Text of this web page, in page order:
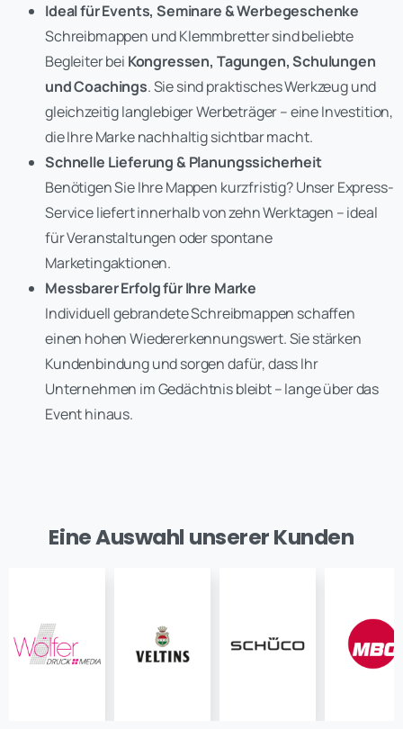
Ideal für Events, Seminare & Werbegeschenke
Schreibmappen und Klemmbretter sind beliebte
Begleiter bei Kongressen, Tagungen, Schulungen
und Coachings. Sie sind praktisches Werkzeug und
gleichzeitig langlebiger Werbeträger – eine Investition,
die Ihre Marke nachhaltig sichtbar macht.
Schnelle Lieferung & Planungssicherheit
Benötigen Sie Ihre Mappen kurzfristig? Unser Express-
Service liefert innerhalb von zehn Werktagen – ideal
für Veranstaltungen oder spontane
Marketingaktionen.
Messbarer Erfolg für Ihre Marke
Individuell gebrandete Schreibmappen schaffen
einen hohen Wiedererkennungswert. Sie stärken
Kundenbindung und sorgen dafür, dass Ihr
Unternehmen im Gedächtnis bleibt – lange über das
Event hinaus.
Eine Auswahl unserer Kunden